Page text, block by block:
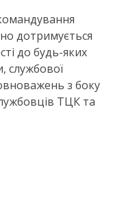
дотримується
до будь-яких
службової
з боку
ТЦК та